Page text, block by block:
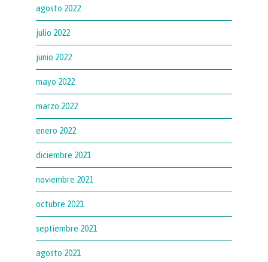
agosto 2022
julio 2022
junio 2022
mayo 2022
marzo 2022
enero 2022
diciembre 2021
noviembre 2021
octubre 2021
septiembre 2021
agosto 2021